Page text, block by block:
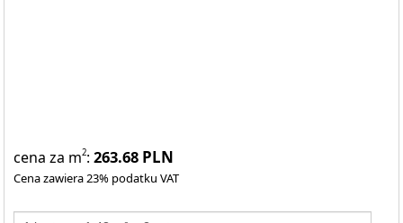
cena za m2:263.68 PLN
Cena zawiera 23% podatku VAT